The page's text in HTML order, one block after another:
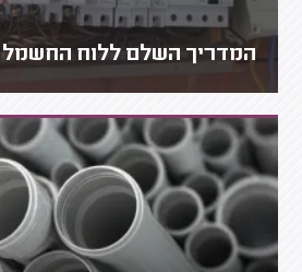
המדריך השלם ללוח החשמל